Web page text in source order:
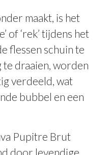
maakt, is het
of ‘rek’ tijdens het
flessen schuin te
te draaien, worden
verdeeld, wat
bubbel en een
Pupitre Brut
door levendige